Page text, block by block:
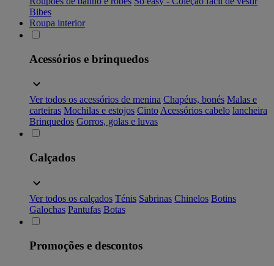
Bibes
Roupa interior
Acessórios e brinquedos
Ver todos os acessórios de menina Chapéus, bonés Malas e
carteiras Mochilas e estojos Cinto Acessórios cabelo lancheira
Brinquedos Gorros, golas e luvas
Calçados
Ver todos os calçados Ténis Sabrinas Chinelos Botins
Galochas Pantufas Botas
Promoções e descontos